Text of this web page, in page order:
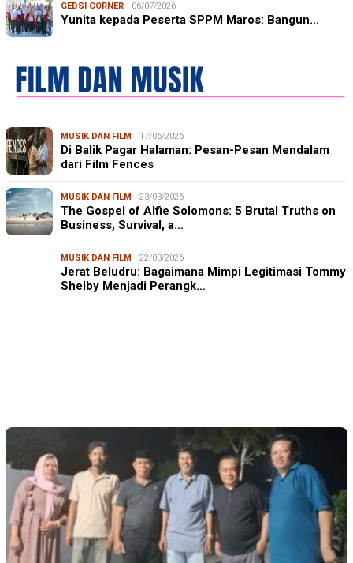
GEDSI CORNER 06/07/2026
Yunita kepada Peserta SPPM Maros: Bangun…
MUSIK DAN FILM 17/06/2026
Di Balik Pagar Halaman: Pesan-Pesan Mendalam
dari Film Fences
MUSIK DAN FILM 23/03/2026
The Gospel of Alfie Solomons: 5 Brutal Truths on
Business, Survival, a…
MUSIK DAN FILM 22/03/2026
Jerat Beludru: Bagaimana Mimpi Legitimasi Tommy
Shelby Menjadi Perangk…